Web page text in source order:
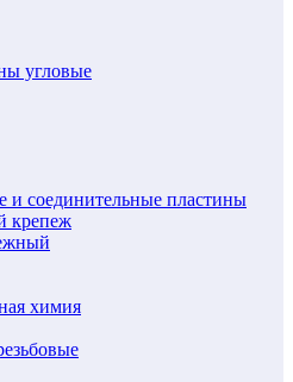
угловые
и соединительные пластины
крепеж
химия